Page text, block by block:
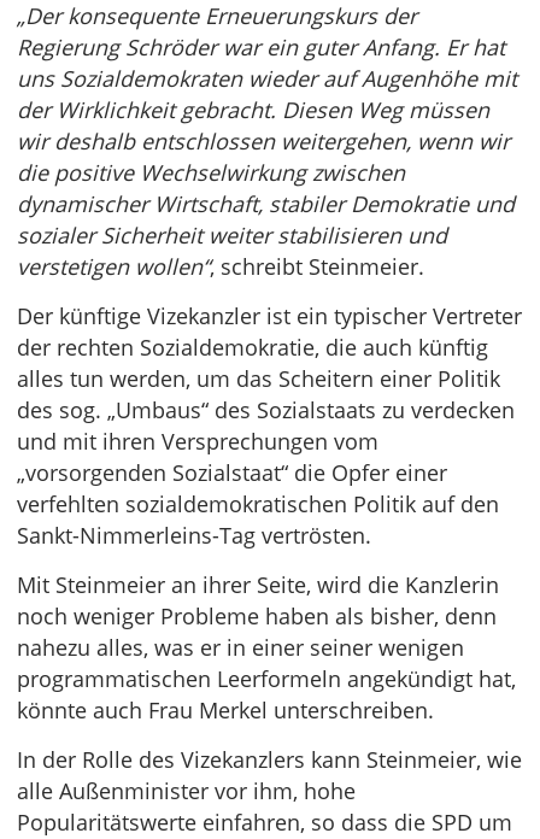
„Der konsequente Erneuerungskurs der
Regierung Schröder war ein guter Anfang. Er hat
uns Sozialdemokraten wieder auf Augenhöhe mit
der Wirklichkeit gebracht. Diesen Weg müssen
wir deshalb entschlossen weitergehen, wenn wir
die positive Wechselwirkung zwischen
dynamischer Wirtschaft, stabiler Demokratie und
sozialer Sicherheit weiter stabilisieren und
verstetigen wollen“, schreibt Steinmeier.
Der künftige Vizekanzler ist ein typischer Vertreter
der rechten Sozialdemokratie, die auch künftig
alles tun werden, um das Scheitern einer Politik
des sog. „Umbaus“ des Sozialstaats zu verdecken
und mit ihren Versprechungen vom
„vorsorgenden Sozialstaat“ die Opfer einer
verfehlten sozialdemokratischen Politik auf den
Sankt-Nimmerleins-Tag vertrösten.
Mit Steinmeier an ihrer Seite, wird die Kanzlerin
noch weniger Probleme haben als bisher, denn
nahezu alles, was er in einer seiner wenigen
programmatischen Leerformeln angekündigt hat,
könnte auch Frau Merkel unterschreiben.
In der Rolle des Vizekanzlers kann Steinmeier, wie
alle Außenminister vor ihm, hohe
Popularitätswerte einfahren, so dass die SPD um